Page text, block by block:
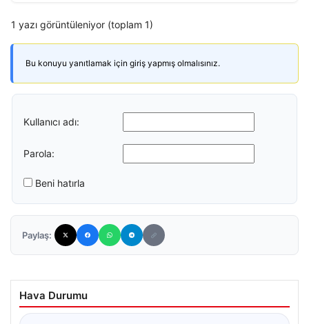
1 yazı görüntüleniyor (toplam 1)
Bu konuyu yanıtlamak için giriş yapmış olmalısınız.
Kullanıcı adı:
Parola:
Beni hatırla
Paylaş:
Hava Durumu